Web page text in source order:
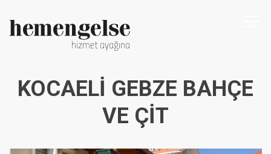
KOCAELI GEBZE BAHÇE
VE ÇIT